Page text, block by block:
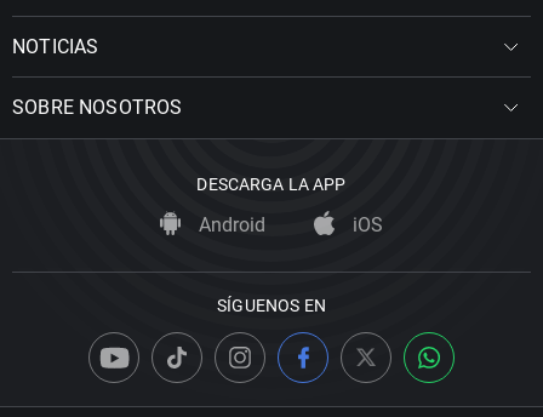
NOTICIAS
SOBRE NOSOTROS
DESCARGA LA APP
Android iOS
SÍGUENOS EN